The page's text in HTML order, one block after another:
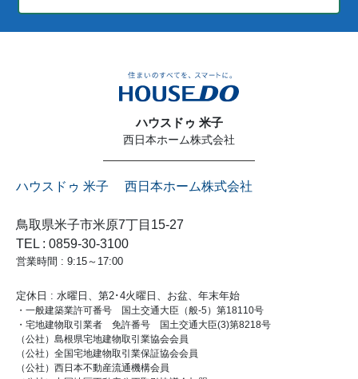
ハウスドゥ 米子
西日本ホーム株式会社
ハウスドゥ 米子 西日本ホーム株式会社
鳥取県米子市米原7丁目15-27
TEL : 0859-30-3100
営業時間 : 9:15～17:00
定休日 : 水曜日、第2･4火曜日、お盆、年末年始
・一般建築業許可番号 国土交通大臣（般-5）第18110号
・宅地建物取引業者 免許番号 国土交通大臣(3)第8218号
（公社）島根県宅地建物取引業協会会員
（公社）全国宅地建物取引業保証協会会員
（公社）西日本不動産流通機構会員